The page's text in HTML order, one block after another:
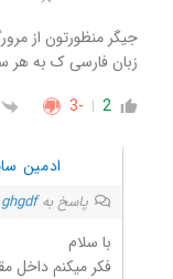
جیگر منظورتون از
زبان فارسی ک به هر
2
-3
ادمین
پاسخ بهghgdf
با سلام
فکر میکنم داخل